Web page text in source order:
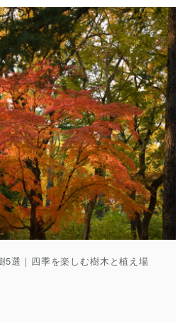
5選｜四季を楽しむ樹木と植え場